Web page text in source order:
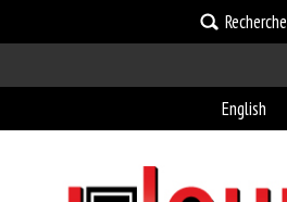
Recherche
English